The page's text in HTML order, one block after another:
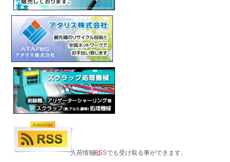
入荷情報はRSSでも受け取る事ができます。